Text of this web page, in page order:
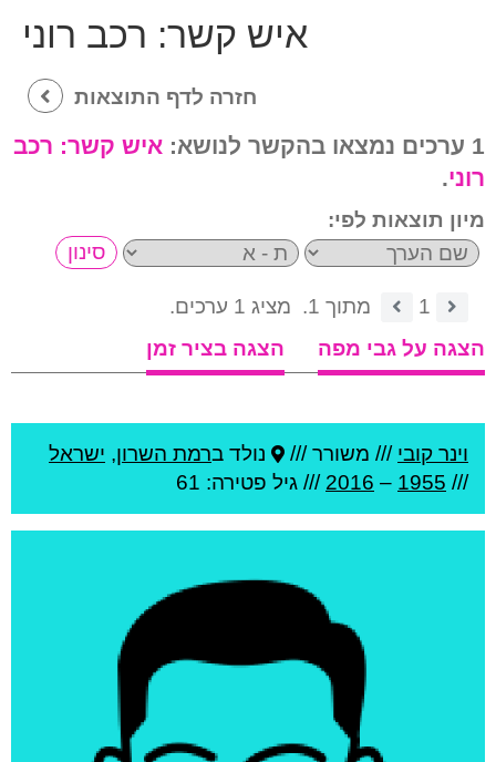
איש קשר: רכב רוני
חזרה לדף התוצאות
1 ערכים נמצאו בהקשר לנושא: איש קשר: רכב
רוני.
מיון תוצאות לפי:
1 מתוך 1.
מציג 1 ערכים.
הצגה על גבי מפה
הצגה בציר זמן
וינר קובי /// משורר /// נולד ברמת השרון, ישראל
///
1955
–
2016 /// גיל פטירה: 61